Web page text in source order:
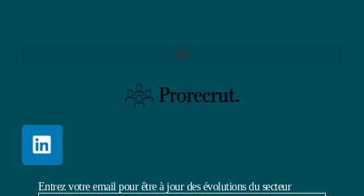
Entrez votre email pour être à jour des évolutions du secteur